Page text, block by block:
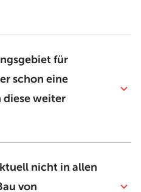
für
schon eine
diese weiter
nicht in allen
von